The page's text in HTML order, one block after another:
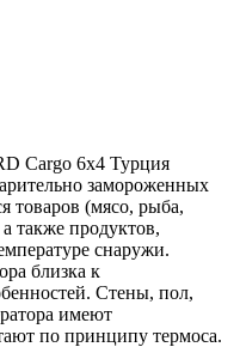
Cargo 6x4 Турция
замороженных
товаров (мясо, рыба,
также продуктов,
снаружи.
близка к
Стены, пол,
имеют
по принципу термоса.